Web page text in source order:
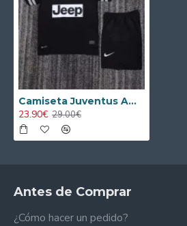
Camiseta Juventus Away 2012/13 Niño Retro
23.90€ 29.00€
Antes de Comprar
¿Cómo hacer un pedido?